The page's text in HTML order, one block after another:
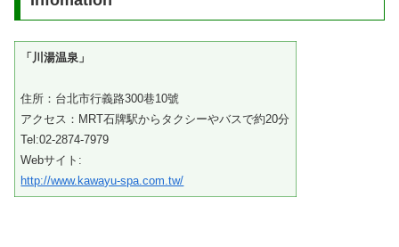
「川湯温泉」
住所：台北市行義路300巷10號
アクセス：MRT石牌駅からタクシーやバスで約20分
Tel:02-2874-7979
Webサイト:
http://www.kawayu-spa.com.tw/